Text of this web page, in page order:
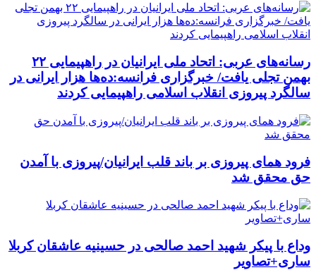
رسانه‌های عربی: اتحاد ملی ایرانیان در راهپیمایی ۲۲
بهمن تجلی یافت/ خبرگزاری فرانسه:ده‌ها هزار ایرانی در
سالگرد پیروزی انقلاب اسلامی راهپیمایی کردند
فرود همای پیروزی بر باند قلب ایرانیان/پیروزی با آمدن
حق محقق شد
وداع با پیکر شهید احمد صالحی‌ در حسینیه عاشقان کربلا
ساری+تصاویر